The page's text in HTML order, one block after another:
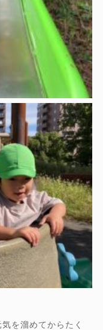
を溜めてからたく